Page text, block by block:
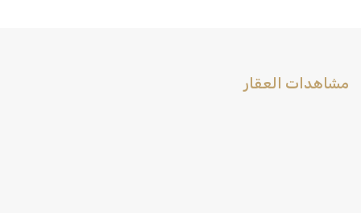
مشاهدات العقار